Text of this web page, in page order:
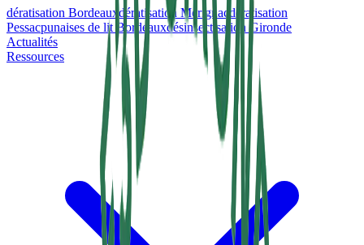
dératisation Bordeaux dératisation Mérignac dératisation
Pessacpunaises de lit Bordeauxdésinsectisation Gironde
Actualités
Ressources